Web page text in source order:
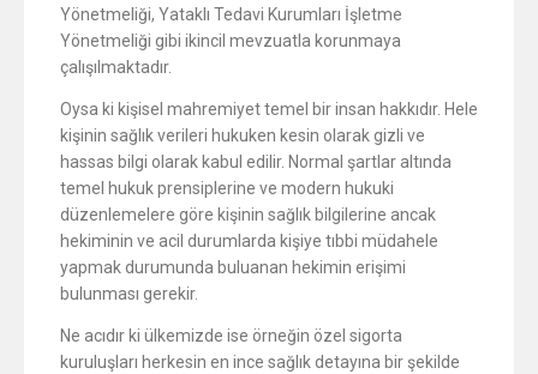
Yönetmeliği, Yataklı Tedavi Kurumları İşletme
Yönetmeliği gibi ikincil mevzuatla korunmaya
çalışılmaktadır.
Oysa ki kişisel mahremiyet temel bir insan hakkıdır. Hele
kişinin sağlık verileri hukuken kesin olarak gizli ve
hassas bilgi olarak kabul edilir. Normal şartlar altında
temel hukuk prensiplerine ve modern hukuki
düzenlemelere göre kişinin sağlık bilgilerine ancak
hekiminin ve acil durumlarda kişiye tıbbi müdahele
yapmak durumunda buluanan hekimin erişimi
bulunması gerekir.
Ne acıdır ki ülkemizde ise örneğin özel sigorta
kuruluşları herkesin en ince sağlık detayına bir şekilde